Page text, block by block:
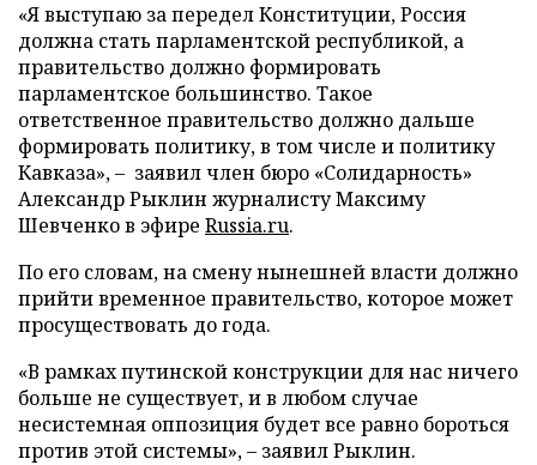
«Я выступаю за передел Конституции, Россия
должна стать парламентской республикой, а
правительство должно формировать
парламентское большинство. Такое
ответственное правительство должно дальше
формировать политику, в том числе и политику
Кавказа», – заявил член бюро «Солидарность»
Александр Рыклин журналисту Максиму
Шевченко в эфире Russia.ru.
По его словам, на смену нынешней власти должно
прийти временное правительство, которое может
просуществовать до года.
«В рамках путинской конструкции для нас ничего
больше не существует, и в любом случае
несистемная оппозиция будет все равно бороться
против этой системы», – заявил Рыклин.